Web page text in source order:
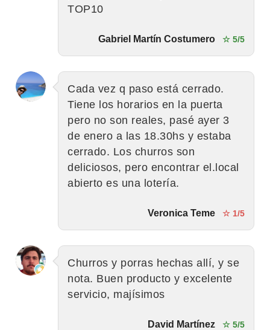
TOP10
Gabriel Martín Costumero ☆ 5/5
Cada vez q paso está cerrado.
Tiene los horarios en la puerta
pero no son reales, pasé ayer 3
de enero a las 18.30hs y estaba
cerrado. Los churros son
deliciosos, pero encontrar el.local
abierto es una lotería.
Veronica Teme ☆ 1/5
Churros y porras hechas allí, y se
nota. Buen producto y excelente
servicio, majísimos
David Martínez ☆ 5/5